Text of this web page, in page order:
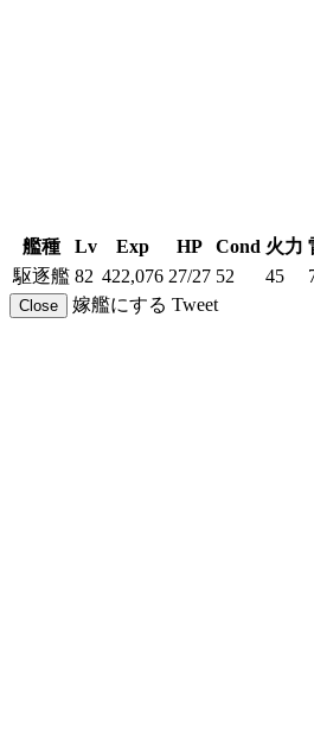
艦種 Lv Exp HP Cond 火力
駆逐艦 82 422,076 27/27 52 45
Close 嫁艦にする Tweet